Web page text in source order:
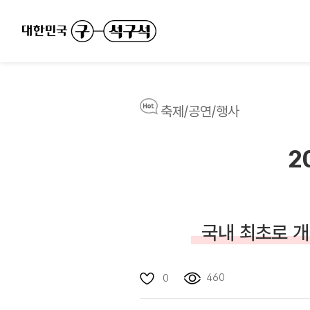
축제/공연/행사
국내 최초로
0 460